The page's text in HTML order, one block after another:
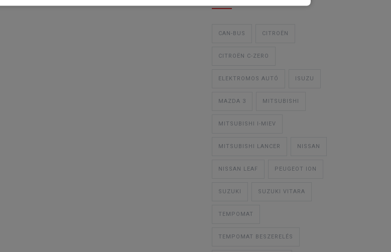
CAN-BUS CITROËN
CITROËN C-ZERO
ELEKTROMOS AUTÓ ISUZU
MAZDA 3 MITSUBISHI
MITSUBISHI I-MIEV
MITSUBISHI LANCER NISSAN
NISSAN LEAF PEUGEOT ION
SUZUKI SUZUKI VITARA
TEMPOMAT
TEMPOMAT BESZERELÉS